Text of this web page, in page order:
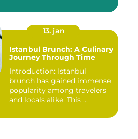
13. jan
Istanbul Brunch: A Culinary
Journey Through Time
Introduction: Istanbul
brunch has gained immense
popularity among travelers
and locals alike. This ...